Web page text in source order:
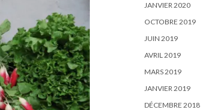
JANVIER 2020
OCTOBRE 2019
JUIN 2019
AVRIL 2019
MARS 2019
JANVIER 2019
DÉCEMBRE 2018